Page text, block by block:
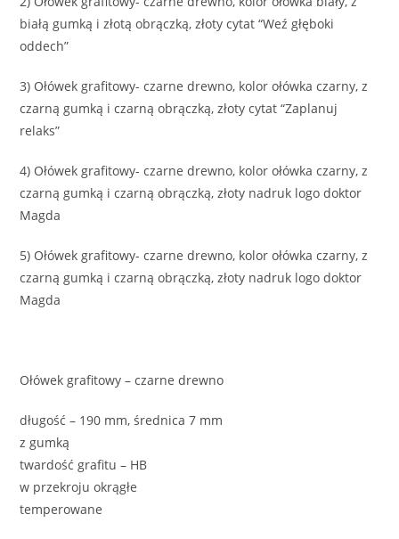
białą gumką i złotą obrączką, złoty cytat “Weź głęboki
oddech”
3) Ołówek grafitowy- czarne drewno, kolor ołówka czarny, z
czarną gumką i czarną obrączką, złoty cytat “Zaplanuj
relaks”
4) Ołówek grafitowy- czarne drewno, kolor ołówka czarny, z
czarną gumką i czarną obrączką, złoty nadruk logo doktor
Magda
5) Ołówek grafitowy- czarne drewno, kolor ołówka czarny, z
czarną gumką i czarną obrączką, złoty nadruk logo doktor
Magda
Ołówek grafitowy – czarne drewno
długość – 190 mm, średnica 7 mm
z gumką
twardość grafitu – HB
w przekroju okrągłe
temperowane